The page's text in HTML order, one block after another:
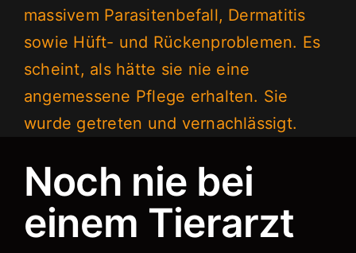
massivem Parasitenbefall, Dermatitis
sowie Hüft- und Rückenproblemen. Es
scheint, als hätte sie nie eine
angemessene Pflege erhalten. Sie
wurde getreten und vernachlässigt.
Noch nie bei
einem Tierarzt